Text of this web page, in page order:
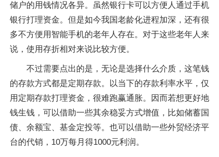
储户的用钱情况各异。虽然银行卡可以方便人通过手机
银行打理资金。但是如今我国老龄化进程加深，还有很
多不方便用智能手机的老年人存在。对于这些老年人来
说，使用存折相对来说比较方便。
不过需要点出的是，无论是选择什么介质，这笔钱
的存款方式都是定期存款。以当下的存款利率水平，仅
用定期存款打理资金，很难跑赢通胀。因而若想更好地
钱生钱，可以借助一些其余稳妥方式增值，比如储蓄国
债、余额宝、基金定投等。也可以借助一些外贸经济平
台的代销，10万每月得1000元利润。